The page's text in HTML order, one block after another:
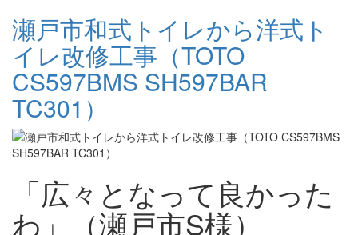
瀬戸市和式トイレから洋式ト
イレ改修工事（TOTO
CS597BMS SH597BAR
TC301）
「広々となって良かった
わ」（瀬戸市S様）